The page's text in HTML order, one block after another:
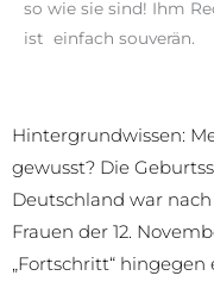
so wie sie sind! Ihm
ist einfach souverän.
Hintergrundwissen:
gewusst? Die
Deutschland war nach
Frauen der 12.
„Fortschritt“